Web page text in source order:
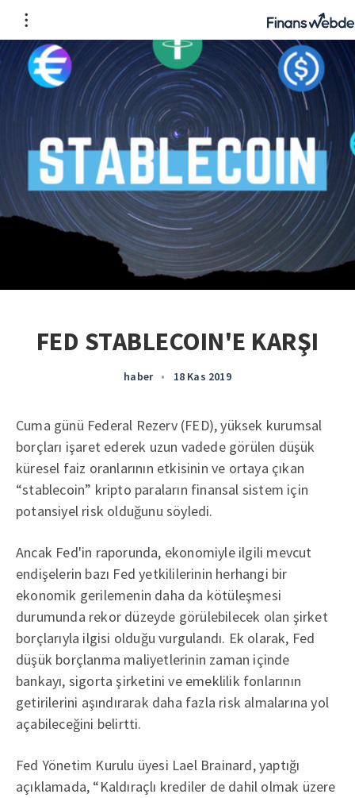
FED STABLECOIN'E KARŞI
haber • 18 Kas 2019
Cuma günü Federal Rezerv (FED), yüksek kurumsal
borçları işaret ederek uzun vadede görülen düşük
küresel faiz oranlarının etkisinin ve ortaya çıkan
“stablecoin” kripto paraların finansal sistem için
potansiyel risk olduğunu söyledi.
Ancak Fed'in raporunda, ekonomiyle ilgili mevcut
endişelerin bazı Fed yetkililerinin herhangi bir
ekonomik gerilemenin daha da kötüleşmesi
durumunda rekor düzeyde görülebilecek olan şirket
borçlarıyla ilgisi olduğu vurgulandı. Ek olarak, Fed
düşük borçlanma maliyetlerinin zaman içinde
bankayı, sigorta şirketini ve emeklilik fonlarının
getirilerini aşındırarak daha fazla risk almalarına yol
açabileceğini belirtti.
Fed Yönetim Kurulu üyesi Lael Brainard, yaptığı
açıklamada, “Kaldıraçlı krediler de dahil olmak üzere